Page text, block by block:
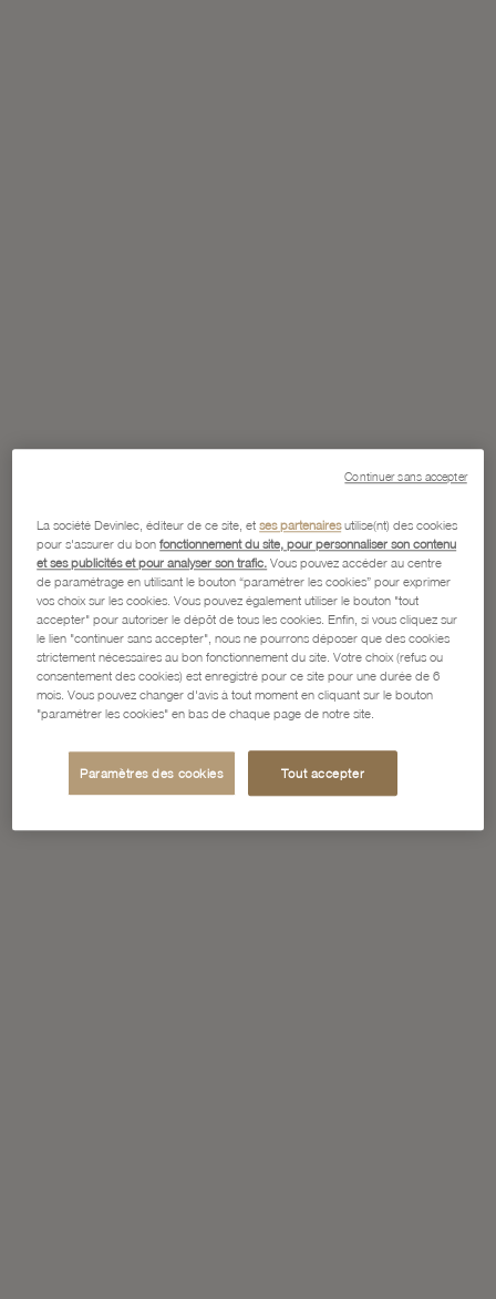
La société Devinlec, éditeur de ce site, etses partenairesutilise(nt) des cookies
pour s'assurer du bonfonctionnement du site, pour personnaliser son contenu
et ses publicités et pour analyser son trafic. Vous pouvez accéder au centre
de paramétrage en utilisant le bouton “paramétrer les cookies” pour exprimer
vos choix sur les cookies. Vous pouvez également utiliser le bouton "tout
accepter" pour autoriser le dépôt de tous les cookies. Enfin, si vous cliquez sur
le lien "continuer sans accepter", nous ne pourrons déposer que des cookies
strictement nécessaires au bon fonctionnement du site. Votre choix (refus ou
consentement des cookies) est enregistré pour ce site pour une durée de 6
mois. Vous pouvez changer d'avis à tout moment en cliquant sur le bouton
"paramétrer les cookies" en bas de chaque page de notre site.
Paramètres des cookies Tout accepter
Continuer sans accepter